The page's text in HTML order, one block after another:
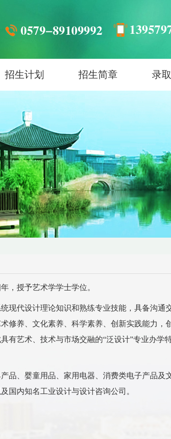
招生计划 招生简章 录
，授予艺术学学士学位。
现代设计理论知识和熟练专业技能，具备沟通
修养、文化素养、科学素养、创新实践能力，
有艺术、技术与市场交融的“泛设计”专业办学
品、婴童用品、家用电器、消费类电子产品及
国内知名工业设计与设计咨询公司。